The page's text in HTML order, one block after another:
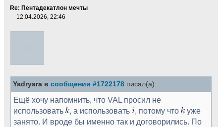
Re: Пентадекатлон мечты
12.04.2026, 22:46
Yadryara в сообщении #1722178 писал(а):
Ещё хочу напомнить, что VAL просил не
использовать
, а использовать , потому что
уже
занято. И вроде бы именно так и договорились. По